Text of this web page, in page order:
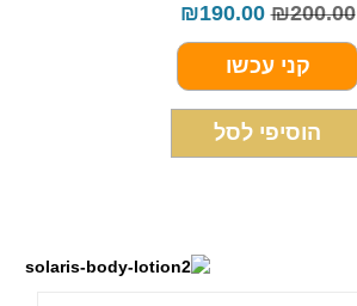
₪200.00
₪190.00
קני עכשו
הוסיפי לסל